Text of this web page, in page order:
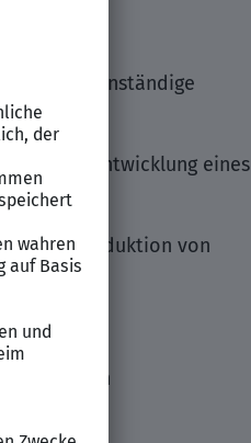
sowie eigenständige
Weiterentwicklung eines
Reduktion von
von